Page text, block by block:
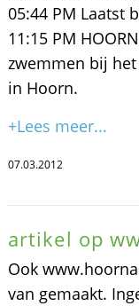
05:44 PM Laatst
11:15 PM
zwemmen bij
in Hoorn.
+Lees meer...
07.03.2012
artikel op
Ook
van gemaakt.